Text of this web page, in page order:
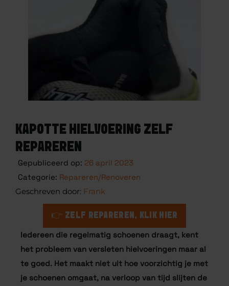
KAPOTTE HIELVOERING ZELF
REPAREREN
Gepubliceerd op: 26 april 2023
Categorie: Repareren/Renoveren
Frank
👉 ZELF REPAREREN, KLIK HIER
Iedereen die regelmatig schoenen draagt, kent
het probleem van versleten hielvoeringen maar al
te goed. Het maakt niet uit hoe voorzichtig je met
je schoenen omgaat, na verloop van tijd slijten de